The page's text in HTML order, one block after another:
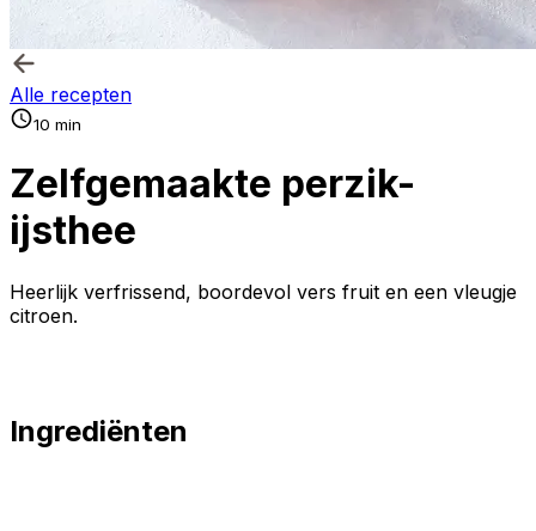
Alle recepten
10 min
Zelfgemaakte perzik-
ijsthee
Heerlijk verfrissend, boordevol vers fruit en een vleugje
citroen.
Ingrediënten